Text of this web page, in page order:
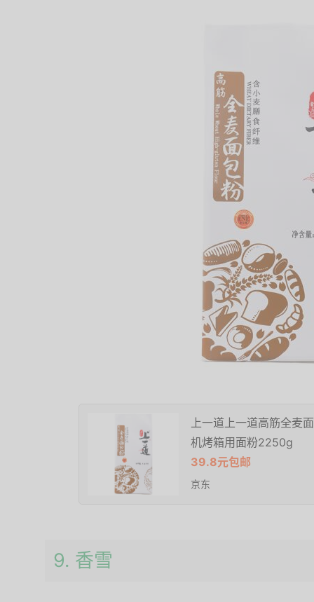
上一道上一道高筋全麦
机烤箱用面粉2250g
39.8元包邮
京东
9. 香雪‌